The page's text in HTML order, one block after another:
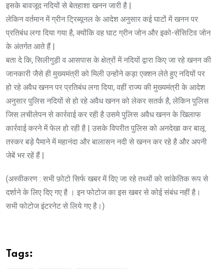
इसके बावजूद नदियों से बेतहाशा खनन जारी है |
लेकिन वर्तमान में ग्रीन ट्रिब्यूनल के आदेश अनुसार कई घाटों में खनन पर
प्रतिबंध लगा दिया गया है, क्योंकि वह घाट ग्रीन जोन और इको-सेंसिटिव जोन
के अंतर्गत आते हैं |
बता दे कि, सिलीगुड़ी व आसपास के क्षेत्रों में नदियों द्वारा किए जा रहे खनन की
जानकारी जैसे ही मुख्यमंत्री को मिली उन्होंने कड़ा एक्शन लेते हुए नदियों पर
हो रहे अवैध खनन पर प्रतिबंध लगा दिया, वहीं राज्य की मुख्यमंत्री के आदेश
अनुसार पुलिस नदियों से हो रहे अवैध खनन को लेकर सतर्क है, लेकिन पुलिस
जिस लचीलेपन से कार्रवाई कर रही है उसमे पुलिस अवैध खनन के खिलाफ
कार्रवाई करने में फेल हो रही है | उसके विपरीत पुलिस को अनदेखा कर बालू
तस्कर बड़े पैमाने में महानंदा और बालासन नदी से खनन कर रहे है और अपनी
जेबें भर रहें हैं |
(अस्वीकरण : सभी फ़ोटो सिर्फ खबर में दिए जा रहे तथ्यों को सांकेतिक रूप से
दर्शाने के लिए दिए गए है । इन फोटोज का इस खबर से कोई संबंध नहीं है।
सभी फोटोज इंटरनेट से लिये गए है।)
Tags: